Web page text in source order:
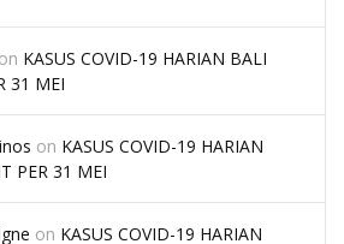
on KASUS COVID-19 HARIAN BALI
31 MEI
on KASUS COVID-19 HARIAN
PER 31 MEI
on KASUS COVID-19 HARIAN